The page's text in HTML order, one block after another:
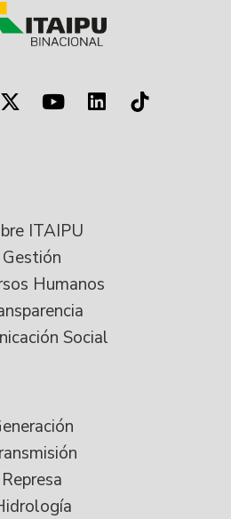
ITAIPU
Gestión
Humanos
Social
Represa